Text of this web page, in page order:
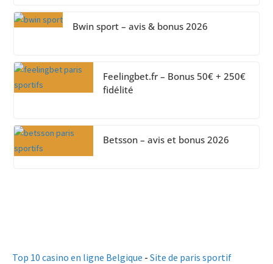
Bwin sport – avis & bonus 2026
Feelingbet.fr – Bonus 50€ + 250€
fidélité
Betsson – avis et bonus 2026
Top 10 casino en ligne Belgique - Site de paris sportif